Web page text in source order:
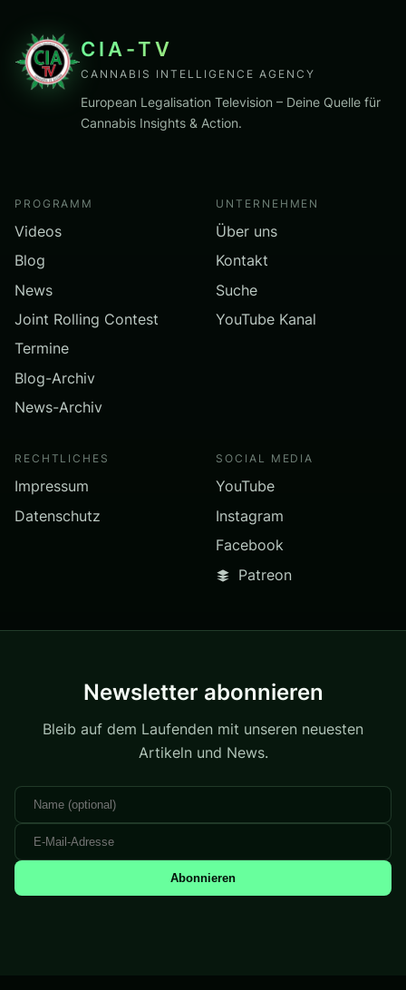
CIA-TV
CANNABIS INTELLIGENCE AGENCY
European Legalisation Television – Deine Quelle für
Cannabis Insights & Action.
PROGRAMM
Videos
Blog
News
Joint Rolling Contest
Termine
Blog-Archiv
News-Archiv
UNTERNEHMEN
Über uns
Kontakt
Suche
YouTube Kanal
RECHTLICHES
Impressum
Datenschutz
SOCIAL MEDIA
YouTube
Instagram
Facebook
Patreon
Newsletter abonnieren
Bleib auf dem Laufenden mit unseren neuesten
Artikeln und News.
Abonnieren